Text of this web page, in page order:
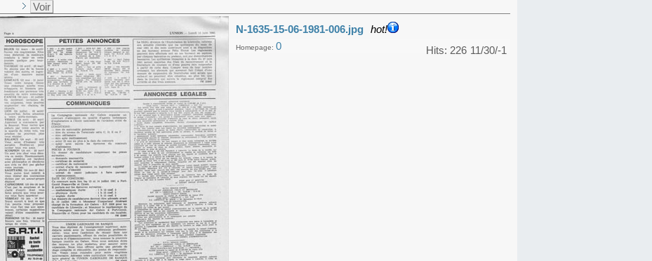
Voir
N-1635-15-06-1981-006.jpg hot!
11/30/-1
Hits: 226
Homepage: 0